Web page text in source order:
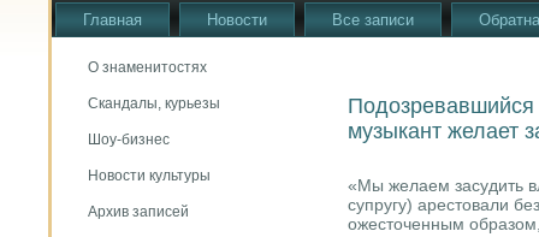
Главная Новости Все записи
О знаменитостях
Скандалы, курьезы
Шоу-бизнес
Новости культуры
Архив записей
Подозревавшийся
музыкант желает
«Мы желаем засудить
супругу) арестовали
ожесточенным